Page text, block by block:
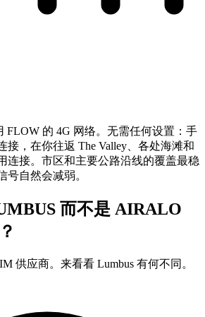
FLOW 的 4G 网络。无需任何设置：手
接，在你往返 The Valley、各处海滩和
连接。市区和主要公路沿线的覆盖最稳
号自然会减弱。
而不是 AIRALO
供应商。来看看 Lumbus 有何不同。